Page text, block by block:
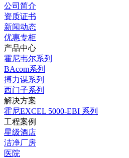
公司简介
资质证书
新闻动态
优惠专柜
产品中心
霍尼韦尔系列
BAcom系列
搏力谋系列
西门子系列
解决方案
霍尼EXCEL 5000-EBI 系列
工程案例
星级酒店
洁净厂房
医院